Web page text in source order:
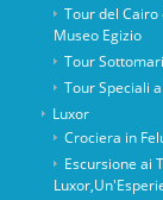
Tour del
Museo Egizio
Tour
Tour Speciali
Luxor
Crociera in
Escursione ai